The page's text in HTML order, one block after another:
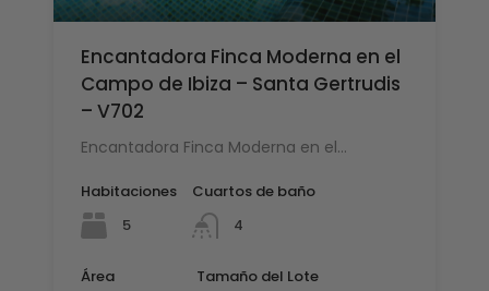
Encantadora Finca Moderna en el
Campo de Ibiza – Santa Gertrudis
– V702
Encantadora Finca Moderna en el…
Habitaciones
5
Cuartos de baño
4
Área
Tamaño del Lote